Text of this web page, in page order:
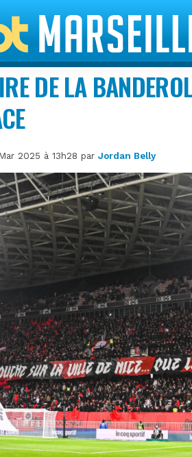
DE LA
2025 à 13h28 parJordan Belly